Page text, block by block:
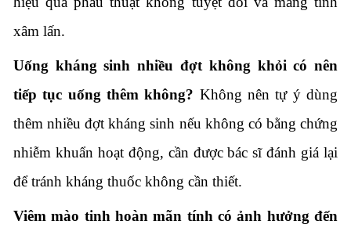
xâm lấn.
Uống kháng sinh nhiều đợt không khỏi có nên
tiếp tục uống thêm không? Không nên tự ý dùng
thêm nhiều đợt kháng sinh nếu không có bằng chứng
nhiễm khuẩn hoạt động, cần được bác sĩ đánh giá lại
để tránh kháng thuốc không cần thiết.
Viêm mào tinh hoàn mãn tính có ảnh hưởng đến